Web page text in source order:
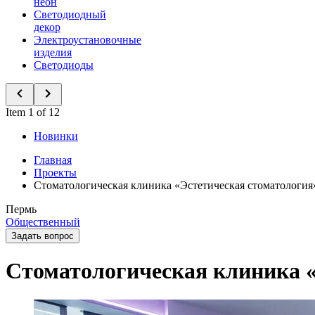
Светодиодный
декор
Электроустановочные
изделия
Светодиоды
Item 1 of 12
Новинки
Главная
Проекты
Стоматологическая клиника «Эстетическая
Пермь
Общественный
Задать вопрос
Стоматологическая клиника